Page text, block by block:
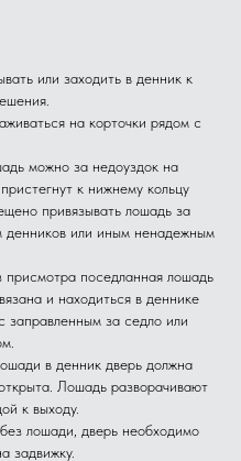
или заходить в денник к
на корточки рядом с
можно за недоуздок на
к нижнему кольцу
привязывать лошадь за
денников или иным ненадежным
присмотра поседланная лошадь
и находиться в деннике
заправленным за седло или
в денник дверь должна
Лошадь разворачивают
к выходу.
лошади, дверь необходимо
задвижку.